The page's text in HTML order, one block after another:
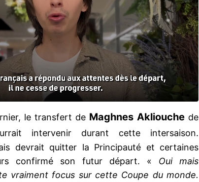
le transfert de Maghnes Akliouche de
intervenir durant cette intersaison.
devrait quitter la Principauté et certaines
confirmé son futur départ. « Oui mais
vraiment focus sur cette Coupe du monde.